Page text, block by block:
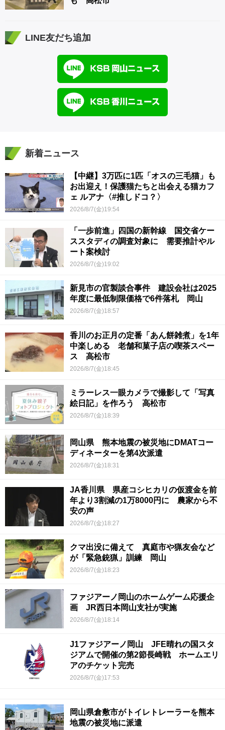
LINE友だち追加
新着ニュース
【中継】3万匹に1匹「オスの三毛猫」も
お出迎え！保護猫たちと出会える猫カフ
ェ ルアナ〈#推しドコ？〉
2026/8/7(金)19:54
「一歩前進」四国の新幹線 国交省ケー
ススタディの調査対象に 需要推計やル
ート案検討
2026/8/7(金)19:02
新見市の官製談合事件 建設会社は2025
年度に最低制限価格で6件落札 岡山
2026/8/7(金)18:57
香川のお正月の定番「あん餅雑煮」を1年
中楽しめる 老舗和菓子店の喫茶スペー
ス 高松市
2026/8/7(金)18:45
ミラーレス一眼カメラで撮影して「写真
絵日記」を作ろう 高松市
2026/8/7(金)18:39
岡山県 熊本地震の被災地にDMATコー
ディネーターを第4次派遣
2026/8/7(金)18:31
JA香川県 県産コシヒカリの仮渡金を前
年より3割減の1万8000円に 農家から不
安の声
2026/8/7(金)18:27
クマ出没に備えて 真庭市や猟友会など
が「緊急銃猟」訓練 岡山
2026/8/7(金)18:23
ファジアーノ岡山のホームゲーム応援企
画 JR西日本岡山支社が実施
2026/8/7(金)18:14
J1ファジアーノ岡山 JFE晴れの国スタ
ジアムで開催の第2節長崎戦 ホームエリ
アのチケット完売
2026/8/7(金)17:53
岡山県倉敷市がトイレトレーラーを熊本
地震の被災地に派遣